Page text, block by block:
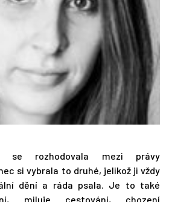
se rozhodovala mezi právy
si vybrala to druhé, jelikož ji vždy
dění a ráda psala. Je to také
miluje cestování, chození